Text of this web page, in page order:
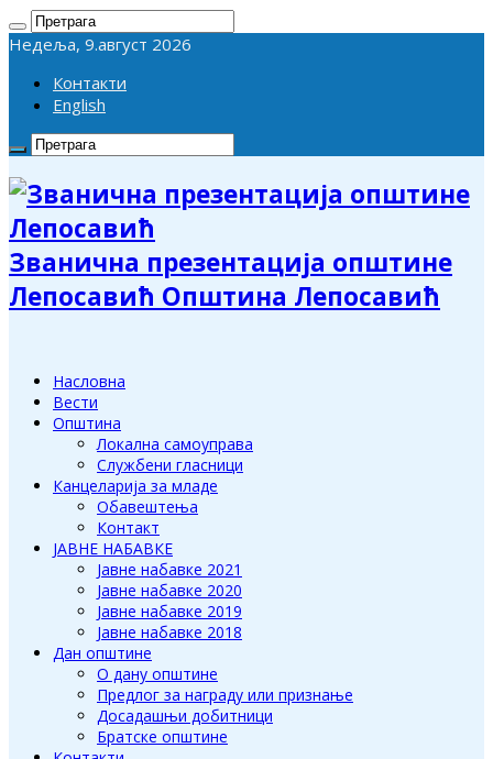
Недеља, 9.август 2026
Контакти
English
Званична презентација општине
Лепосавић Општина Лепосавић
Насловна
Вести
Општина
Локална самоуправа
Службени гласници
Канцеларија за младе
Обавештења
Контакт
ЈАВНЕ НАБАВКЕ
Јавне набавке 2021
Јавне набавке 2020
Јавне набавке 2019
Јавне набавке 2018
Дан општине
О дану општине
Предлог за награду или признање
Досадашњи добитници
Братске општине